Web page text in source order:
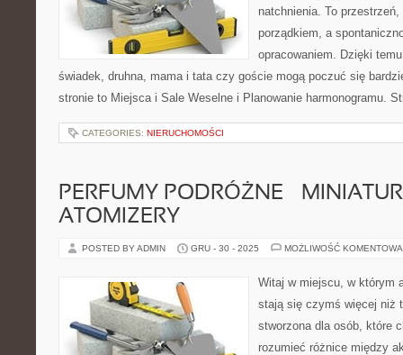
natchnienia. To
porządkiem, a
opracowaniem. Dzięki
świadek, druhna, mama i tata czy goście mogą poczuć się
stronie to Miejsca i Sale Weselne i Planowanie harmonogramu.
CATEGORIES: NIERUCHOMOŚCI
PERFUMY PODRÓŻNE –
ATOMIZERY
POSTED BY ADMIN GRU - 30 - 2025 MOŻLIWOŚĆ
Witaj w miejscu, w którym
stają się czymś więcej niż
stworzona dla osób, które
rozumieć różnice między